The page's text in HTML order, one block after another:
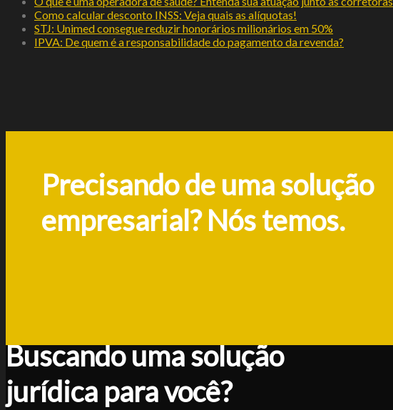
Como calcular desconto INSS: Veja quais as alíquotas!
STJ: Unimed consegue reduzir honorários milionários em 50%
IPVA: De quem é a responsabilidade do pagamento da revenda?
Precisando de uma solução
empresarial? Nós temos.
Buscando uma solução
jurídica para você?